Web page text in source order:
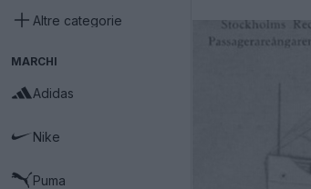
Altre categorie
MARCHI
Adidas
Nike
Puma